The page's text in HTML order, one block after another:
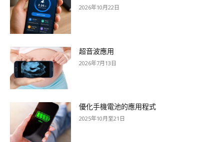
2026年10月22日
超音波應用
2026年7月13日
優化手機電池的應用程式
2025年10月至21日